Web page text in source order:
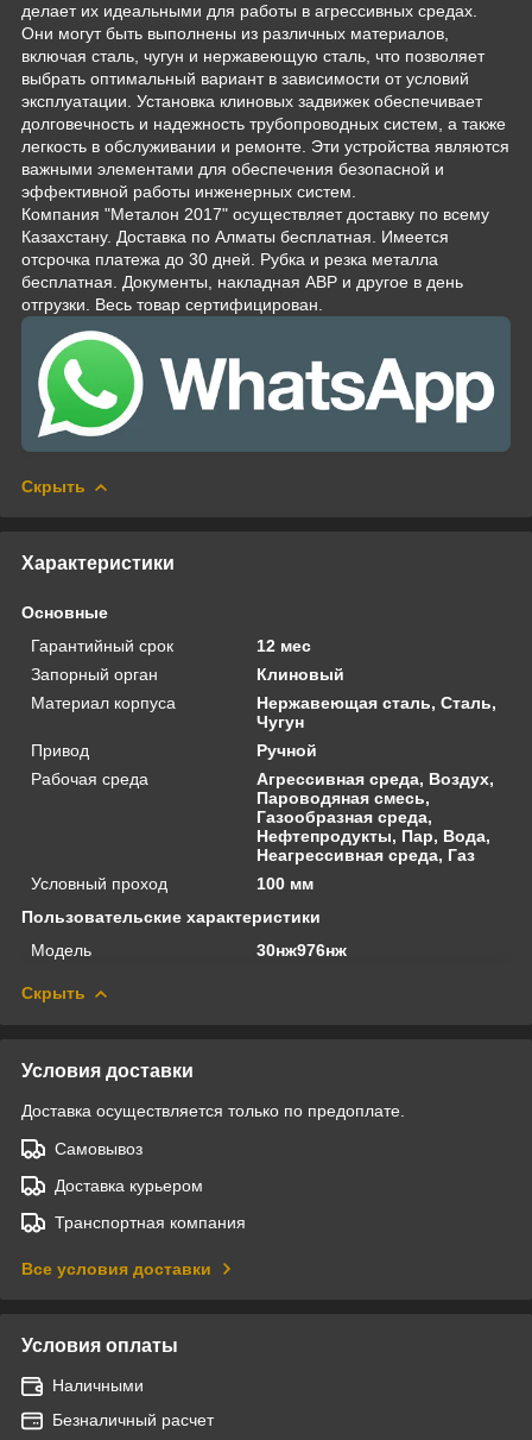
делает их идеальными для работы в агрессивных средах.
Они могут быть выполнены из различных материалов,
включая сталь, чугун и нержавеющую сталь, что позволяет
выбрать оптимальный вариант в зависимости от условий
эксплуатации. Установка клиновых задвижек обеспечивает
долговечность и надежность трубопроводных систем, а также
легкость в обслуживании и ремонте. Эти устройства являются
важными элементами для обеспечения безопасной и
эффективной работы инженерных систем.
Компания "Металон 2017" осуществляет доставку по всему
Казахстану. Доставка по Алматы бесплатная. Имеется
отсрочка платежа до 30 дней. Рубка и резка металла
бесплатная. Документы, накладная АВР и другое в день
отгрузки. Весь товар сертифицирован.
Скрыть
Характеристики
Основные
Гарантийный срок
12 мес
Запорный орган
Клиновый
Материал корпуса
Нержавеющая сталь, Сталь,
Чугун
Привод
Ручной
Рабочая среда
Агрессивная среда, Воздух,
Пароводяная смесь,
Газообразная среда,
Нефтепродукты, Пар, Вода,
Неагрессивная среда, Газ
Условный проход
100 мм
Пользовательские характеристики
Модель
30нж976нж
Скрыть
Условия доставки
Доставка осуществляется только по предоплате.
Самовывоз
Доставка курьером
Транспортная компания
Все условия доставки
Условия оплаты
Наличными
Безналичный расчет